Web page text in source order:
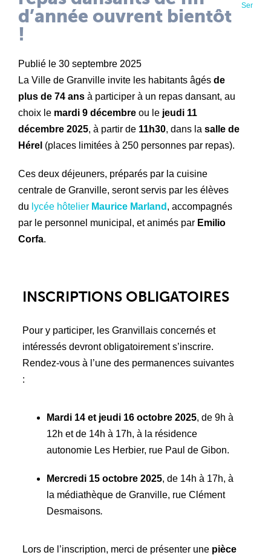
d’année ouvrent bientôt
!
Publié le 30 septembre 2025
La Ville de Granville invite les habitants âgés de
plus de 74 ansà participer à un repas dansant, au
choix le mardi 9 décembreou le jeudi 11
décembre 2025, à partir de 11h30, dans la salle de
Hérel (places limitées à 250 personnes par repas).
Ces deux déjeuners, préparés par la cuisine
centrale de Granville, seront servis par les élèves
du lycée hôtelier Maurice Marland , accompagnés
par le personnel municipal, et animés par Emilio
Corfa.
INSCRIPTIONS OBLIGATOIRES
Pour y participer, les Granvillais concernés et
intéressés devront obligatoirement s’inscrire.
Rendez-vous à l’une des permanences suivantes
:
Mardi 14 et jeudi 16 octobre 2025, de 9h à
12h et de 14h à 17h, à la résidence
autonomie Les Herbier, rue Paul de Gibon.
Mercredi 15 octobre 2025, de 14h à 17h, à
la médiathèque de Granville, rue Clément
Desmaisons.
Lors de l’inscription, merci de présenter une pièce
Senior